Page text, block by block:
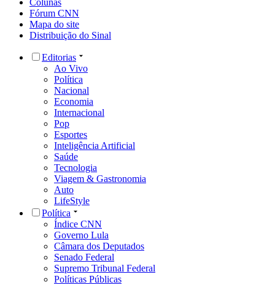
Fórum CNN
Mapa do site
Distribuição do Sinal
Editorias
Ao Vivo
Política
Nacional
Economia
Internacional
Pop
Esportes
Inteligência Artificial
Saúde
Tecnologia
Viagem & Gastronomia
Auto
LifeStyle
Política
Índice CNN
Governo Lula
Câmara dos Deputados
Senado Federal
Supremo Tribunal Federal
Políticas Públicas